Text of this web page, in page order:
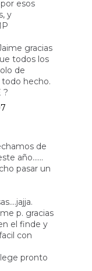
esos
y
gracias
todos los
de
hecho.
?
de
año......
pasar un
p. gracias
el finde y
con
pronto